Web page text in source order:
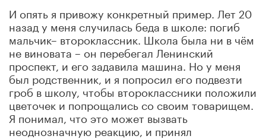
И опять я привожу конкретный пример. Лет 20
назад у меня случилась беда в школе: погиб
мальчик– второклассник. Школа была ни в чём
не виновата – он перебегал Ленинский
проспект, и его задавила машина. Но у меня
был родственник, и я попросил его подвезти
гроб в школу, чтобы второклассники положили
цветочек и попрощались со своим товарищем.
Я понимал, что это может вызвать
неоднозначную реакцию, и принял